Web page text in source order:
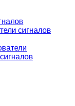
сигналов